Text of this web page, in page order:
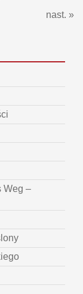
nast. »
Weg –